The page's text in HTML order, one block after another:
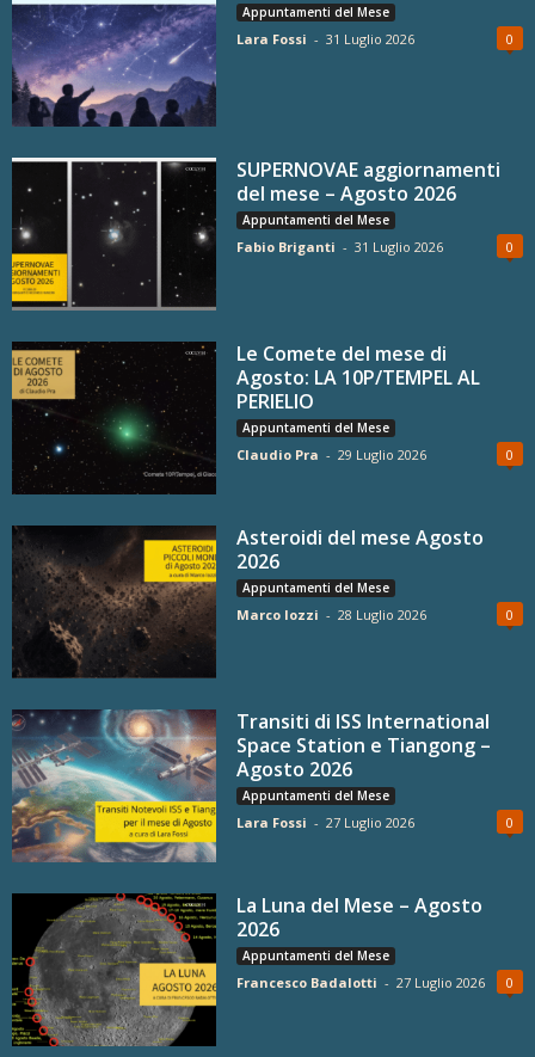
Appuntamenti del Mese
Lara Fossi - 31 Luglio 2026 0
SUPERNOVAE aggiornamenti
del mese – Agosto 2026
Appuntamenti del Mese
Fabio Briganti - 31 Luglio 2026 0
Le Comete del mese di
Agosto: LA 10P/TEMPEL AL
PERIELIO
Appuntamenti del Mese
Claudio Pra - 29 Luglio 2026 0
Asteroidi del mese Agosto
2026
Appuntamenti del Mese
Marco Iozzi - 28 Luglio 2026 0
Transiti di ISS International
Space Station e Tiangong –
Agosto 2026
Appuntamenti del Mese
Lara Fossi - 27 Luglio 2026 0
La Luna del Mese – Agosto
2026
Appuntamenti del Mese
Francesco Badalotti - 27 Luglio 2026 0